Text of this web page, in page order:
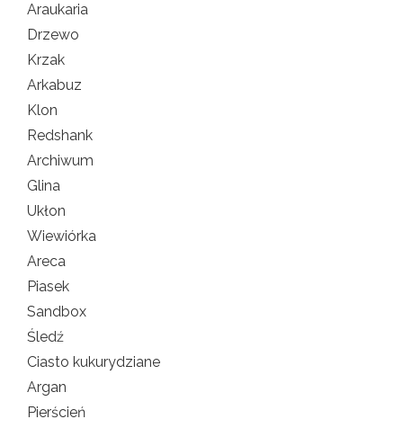
Araukaria
Drzewo
Krzak
Arkabuz
Klon
Redshank
Archiwum
Glina
Ukłon
Wiewiórka
Areca
Piasek
Sandbox
Śledź
Ciasto kukurydziane
Argan
Pierścień